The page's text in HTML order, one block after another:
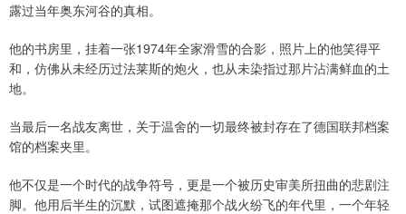
露过当年奥东河谷的真相。
他的书房里，挂着一张1974年全家滑雪的合影，照片上的他笑得平
和，仿佛从未经历过法莱斯的炮火，也从未染指过那片沾满鲜血的土
地。
当最后一名战友离世，关于温舍的一切最终被封存在了德国联邦档案
馆的档案夹里。
他不仅是一个时代的战争符号，更是一个被历史审美所扭曲的悲剧注
脚。他用后半生的沉默，试图遮掩那个战火纷飞的年代里，一个年轻